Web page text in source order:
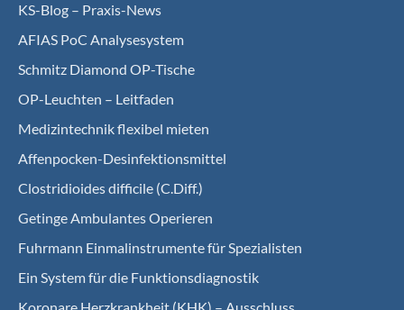
KS-Blog – Praxis-News
AFIAS PoC Analysesystem
Schmitz Diamond OP-Tische
OP-Leuchten – Leitfaden
Medizintechnik flexibel mieten
Affenpocken-Desinfektionsmittel
Clostridioides difficile (C.Diff.)
Getinge Ambulantes Operieren
Fuhrmann Einmalinstrumente für Spezialisten
Ein System für die Funktionsdiagnostik